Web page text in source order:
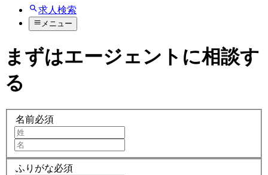
求人検索
メニュー
まずはエージェントに相談す
る
名前必須
ふりがな必須